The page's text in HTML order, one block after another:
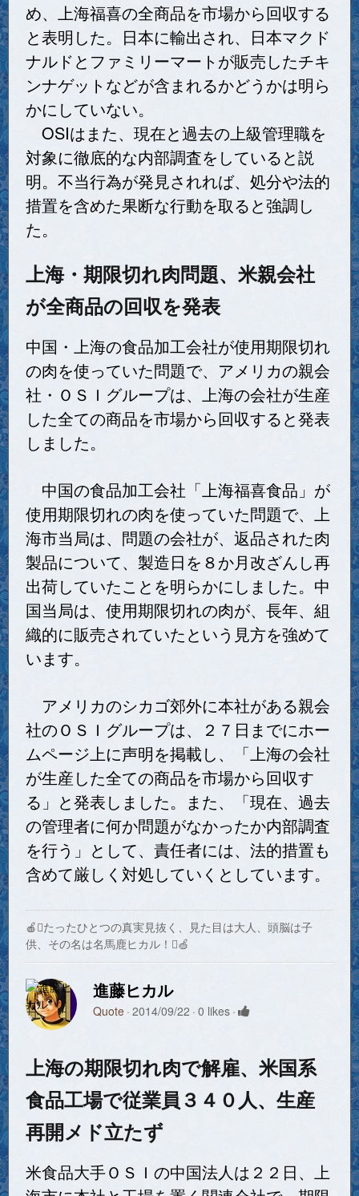
め、上海福喜の全商品を市場から回収する
と表明した。日本に輸出され、日本マクド
ナルドとファミリーマートが販売したチキ
ンナゲットなどが含まれるかどうかは明ら
かにしていない。
OSIはまた、現在と過去の上級管理職を
対象に徹底的な内部調査をしていると説
明。不当行為が発見されれば、処分や法的
措置を含めた果断な行動を取ると強調し
た。
上海・期限切れ肉問題、米親会社
が全商品の回収を発表
中国・上海の食品加工会社が使用期限切れ
の肉を使っていた問題で、アメリカの親会
社・ＯＳＩグループは、上海の会社が生産
した全ての商品を市場から回収すると発表
しました。
中国の食品加工会社「上海福喜食品」が
使用期限切れの肉を使っていた問題で、上
海市当局は、問題の会社が、返品された肉
製品について、製造日を８か月改ざんし再
出荷していたことを明らかにしました。中
国当局は、使用期限切れの肉が、長年、組
織的に販売されていたという見方を強めて
います。
アメリカのシカゴ郊外に本社がある親会
社のＯＳＩグループは、２７日までにホー
ムページ上に声明を掲載し、「上海の会社
が生産した全ての商品を市場から回収す
る」と発表しました。また、「現在、過去
の管理者に何か問題がなかったか内部調査
を行う」として、責任者には、法的措置も
含めて厳しく対処していくとしています。
🍎たったひとつの真実見抜く、見た目は大人、頭脳は子
供、その名は名馬鹿ヒカル！🍏
進藤ヒカル
Quote 2014/09/22 0 likes
上海の期限切れ肉で解雇、米国系
食品工場で従業員３４０人、生産
再開メド立たず
米食品大手ＯＳＩの中国法人は２２日、上